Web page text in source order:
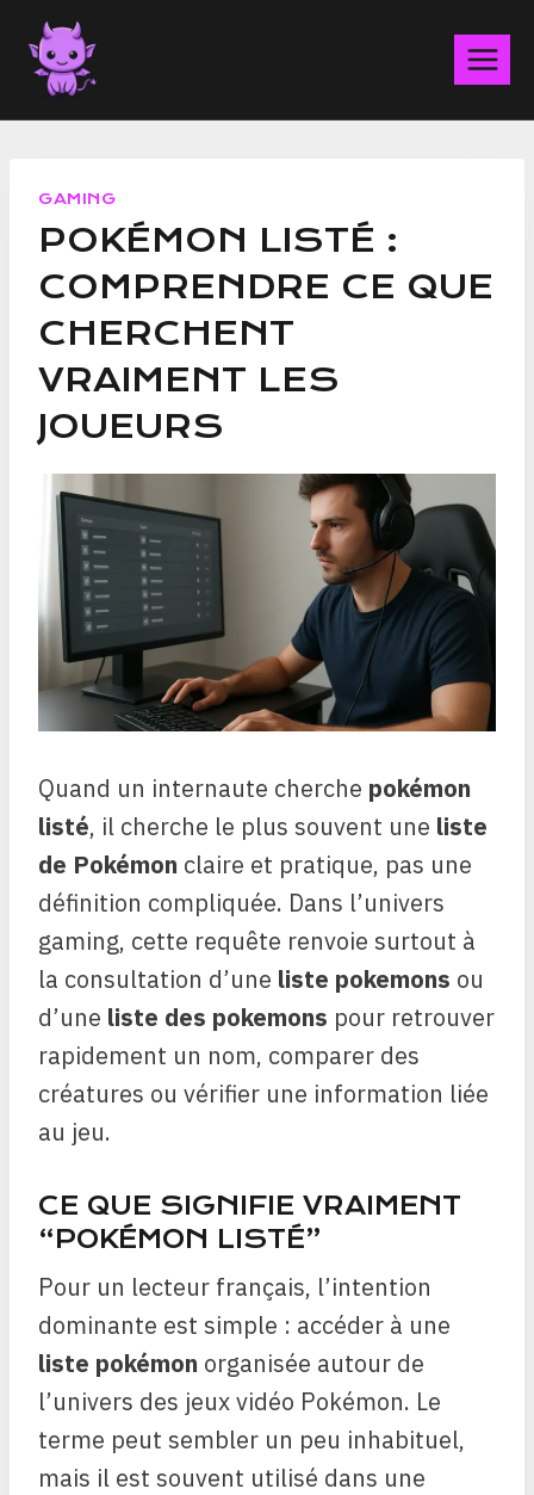
Aller
contenu
GAMING
POKÉMON LISTÉ :
COMPRENDRE CE QUE
CHERCHENT
VRAIMENT LES
JOUEURS
Quand un internaute cherche pokémon
listé, il cherche le plus souvent une liste
de Pokémon claire et pratique, pas une
définition compliquée. Dans l’univers
gaming, cette requête renvoie surtout à
la consultation d’une liste pokemons ou
d’une liste des pokemons pour retrouver
rapidement un nom, comparer des
créatures ou vérifier une information liée
au jeu.
CE QUE SIGNIFIE VRAIMENT
“POKÉMON LISTÉ”
Pour un lecteur français, l’intention
dominante est simple : accéder à une
liste pokémon organisée autour de
l’univers des jeux vidéo Pokémon. Le
terme peut sembler un peu inhabituel,
mais il est souvent utilisé dans une